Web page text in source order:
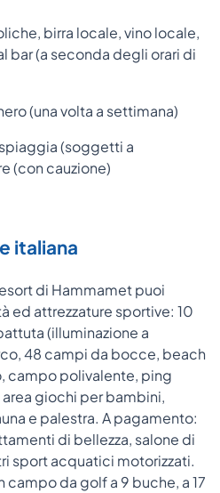
birra locale, vino locale,
bar (a seconda degli orari di
(una volta a settimana)
(soggetti a
(con cauzione)
italiana
di Hammamet puoi
ed attrezzature sportive: 10
(illuminazione a
48 campi da bocce, beach
campo polivalente, ping
giochi per bambini,
e palestra. A pagamento:
di bellezza, salone di
sport acquatici motorizzati.
campo da golf a 9 buche, a 17